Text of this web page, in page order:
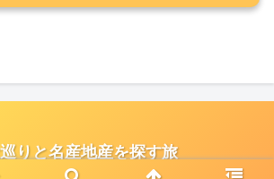
りと名産地産を探す旅